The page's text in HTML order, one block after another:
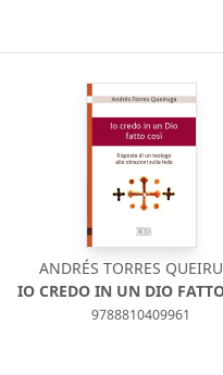
ANDRÉS TORRES
IO CREDO IN UN DIO
9788810409961